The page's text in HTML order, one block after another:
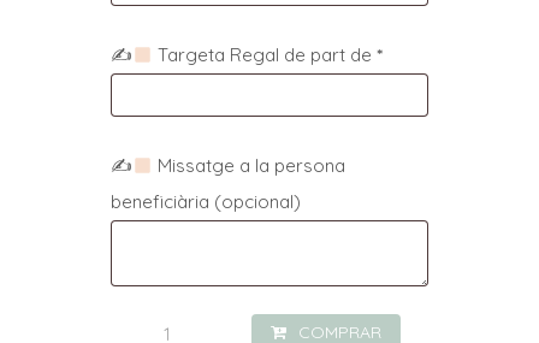
✍ Targeta Regal de part de*
✍
Missatge a la persona
beneficiària (opcional)
quantitat COMPRAR